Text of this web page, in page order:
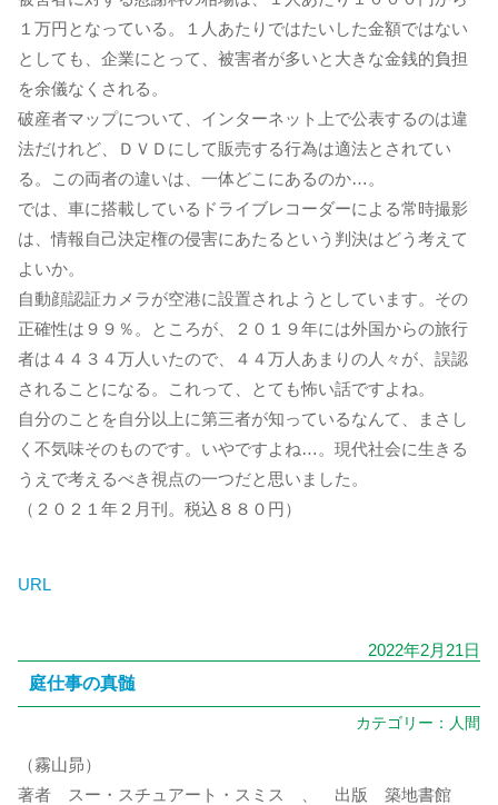
１万円となっている。１人あたりではたいした金額ではない
としても、企業にとって、被害者が多いと大きな金銭的負担
を余儀なくされる。
破産者マップについて、インターネット上で公表するのは違
法だけれど、ＤＶＤにして販売する行為は適法とされてい
る。この両者の違いは、一体どこにあるのか…。
では、車に搭載しているドライブレコーダーによる常時撮影
は、情報自己決定権の侵害にあたるという判決はどう考えて
よいか。
自動顔認証カメラが空港に設置されようとしています。その
正確性は９９％。ところが、２０１９年には外国からの旅行
者は４４３４万人いたので、４４万人あまりの人々が、誤認
されることになる。これって、とても怖い話ですよね。
自分のことを自分以上に第三者が知っているなんて、まさし
く不気味そのものです。いやですよね…。現代社会に生きる
うえで考えるべき視点の一つだと思いました。
（２０２１年２月刊。税込８８０円）
URL
2022年2月21日
庭仕事の真髄
カテゴリー： 人間
（霧山昴）
著者 スー・スチュアート・スミス 、 出版 築地書館